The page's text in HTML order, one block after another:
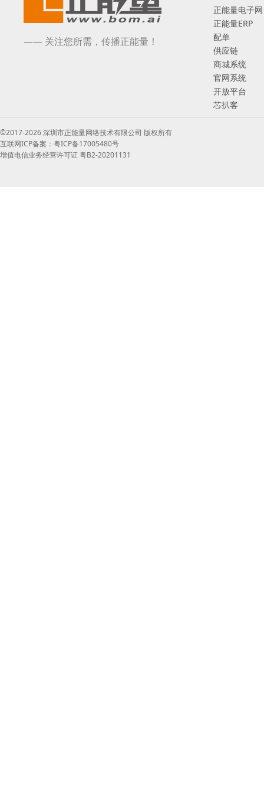
—— 关注您所需，传播正能量！
正能量电子网
正能量ERP
配单
供应链
商城系统
官网系统
开放平台
芯扒客
©2017-2026 深圳市正能量网络技术有限公司 版权所有
互联网ICP备案：粤ICP备17005480号
增值电信业务经营许可证 粤B2-20201131